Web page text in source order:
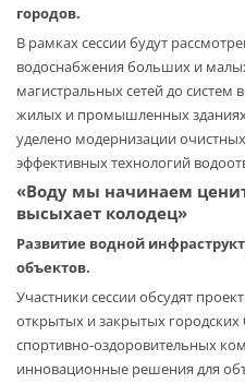
городов.
В рамках сессии будут
водоснабжения больших и
магистральных сетей до систем
жилых и промышленных
уделено модернизации
эффективных технологий
«Воду мы начинаем
высыхает колодец»
Развитие водной
объектов.
Участники сессии обсудят
открытых и закрытых городских
спортивно-оздоровительных
инновационные решения для